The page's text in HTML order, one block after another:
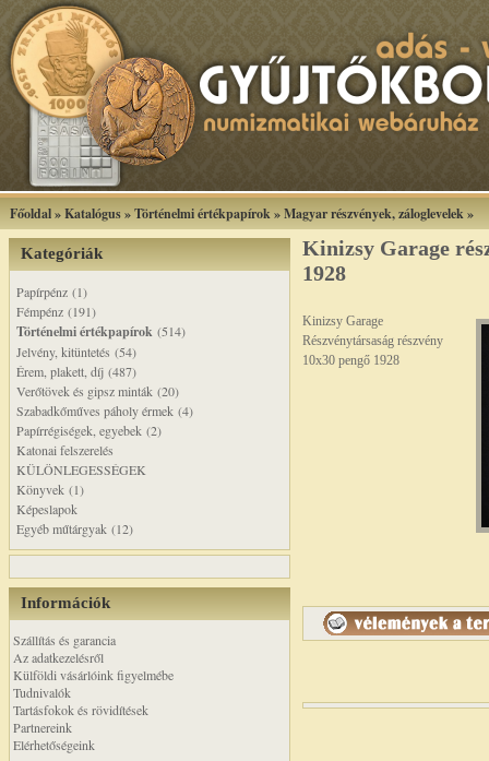
Főoldal»Katalógus»Történelmi értékpapírok»Magyar részvények, záloglevelek»
Kategóriák
Papírpénz (1)
Fémpénz (191)
Történelmi értékpapírok (514)
Jelvény, kitüntetés (54)
Érem, plakett, díj (487)
Verőtövek és gipsz minták (20)
Szabadkőműves páholy érmek (4)
Papírrégiségek, egyebek (2)
Katonai felszerelés
KÜLÖNLEGESSÉGEK
Könyvek (1)
Képeslapok
Egyéb műtárgyak (12)
Információk
Szállítás és garancia
Az adatkezelésről
Külföldi vásárlóink figyelmébe
Tudnivalók
Tartásfokok és rövidítések
Partnereink
Elérhetőségeink
Kinizsy Garage
1928
Kinizsy Garage
Részvénytársaság részvény
10x30 pengő 1928